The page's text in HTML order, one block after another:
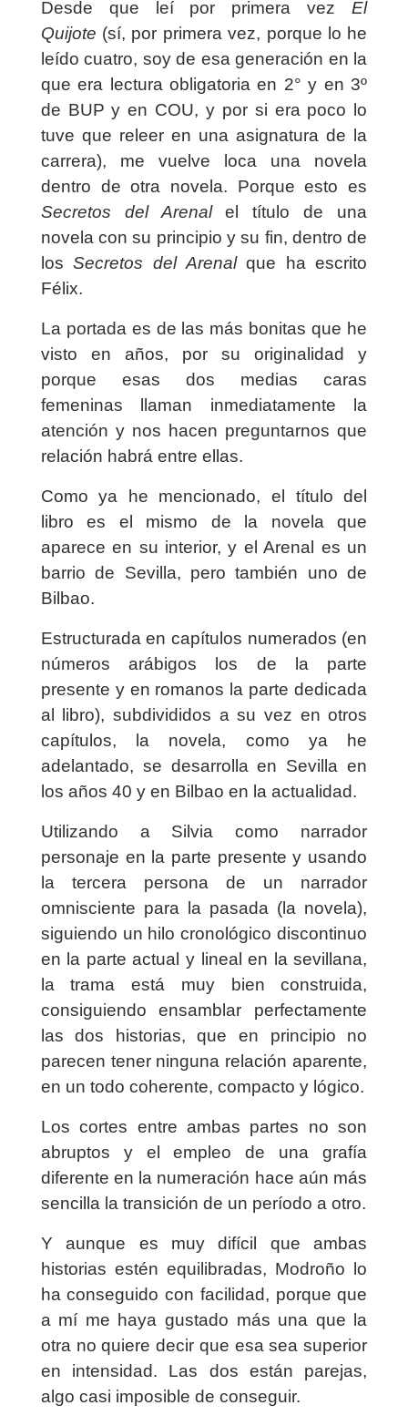
Desde que leí por primera vezEl
Quijote (sí, por primera vez, porque lo he
leído cuatro, soy de esa generación en la
que era lectura obligatoria en 2° y en 3º
de BUP y en COU, y por si era poco lo
tuve que releer en una asignatura de la
carrera), me vuelve loca una novela
dentro de otra novela. Porque esto es
Secretos del Arenalel título de una
novela con su principio y su fin, dentro de
losSecretos del Arenalque ha escrito
Félix.
La portada es de las más bonitas que he
visto en años, por su originalidad y
porque esas dos medias caras
femeninas llaman inmediatamente la
atención y nos hacen preguntarnos que
relación habrá entre ellas.
Como ya he mencionado, el título del
libro es el mismo de la novela que
aparece en su interior, y el Arenal es un
barrio de Sevilla, pero también uno de
Bilbao.
Estructurada en capítulos numerados (en
números arábigos los de la parte
presente y en romanos la parte dedicada
al libro), subdivididos a su vez en otros
capítulos, la novela, como ya he
adelantado, se desarrolla en Sevilla en
los años 40 y en Bilbao en la actualidad.
Utilizando a Silvia como narrador
personaje en la parte presente y usando
la tercera persona de un narrador
omnisciente para la pasada (la novela),
siguiendo un hilo cronológico discontinuo
en la parte actual y lineal en la sevillana,
la trama está muy bien construida,
consiguiendo ensamblar perfectamente
las dos historias, que en principio no
parecen tener ninguna relación aparente,
en un todo coherente, compacto y lógico.
Los cortes entre ambas partes no son
abruptos y el empleo de una grafía
diferente en la numeración hace aún más
sencilla la transición de un período a otro.
Y aunque es muy difícil que ambas
historias estén equilibradas, Modroño lo
ha conseguido con facilidad, porque que
a mí me haya gustado más una que la
otra no quiere decir que esa sea superior
en intensidad. Las dos están parejas,
algo casi imposible de conseguir.